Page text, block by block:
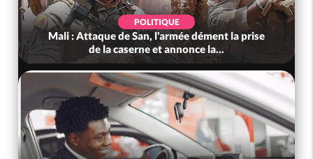
POLITIQUE
: Attaque de San, l'armée dément la prise
de la caserne et annonce la...